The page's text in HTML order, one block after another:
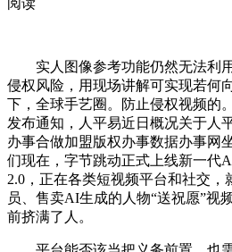
实人图像参考功能仍然无法利用
侵权风险，用现场讲解可实现若何
下，全球手艺圈。防止侵权视频的
发布通知，人平易近日概况关于人
办事合做加盟版权办事数据办事网
们现在，字节跳动正式上线新一代
2.0，正在各类短视频平台和社交
员、售卖AI生成的人物“送祝愿”视
前挤满了人。